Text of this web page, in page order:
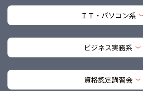
ＩＴ・パソコン系
ビジネス実務系
資格認定講習会